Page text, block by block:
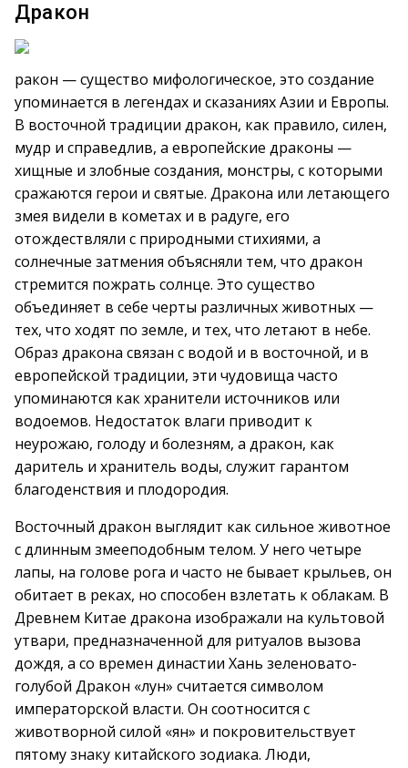
Дракон
ракон — существо мифологическое, это создание
упоминается в легендах и сказаниях Азии и Европы.
В восточной традиции дракон, как правило, силен,
мудр и справедлив, а европейские драконы —
хищные и злобные создания, монстры, с которыми
сражаются герои и святые. Дракона или летающего
змея видели в кометах и в радуге, его
отождествляли с природными стихиями, а
солнечные затмения объясняли тем, что дракон
стремится пожрать солнце. Это существо
объединяет в себе черты различных животных —
тех, что ходят по земле, и тех, что летают в небе.
Образ дракона связан с водой и в восточной, и в
европейской традиции, эти чудовища часто
упоминаются как хранители источников или
водоемов. Недостаток влаги приводит к
неурожаю, голоду и болезням, а дракон, как
даритель и хранитель воды, служит гарантом
благоденствия и плодородия.
Восточный дракон выглядит как сильное животное
с длинным змееподобным телом. У него четыре
лапы, на голове рога и часто не бывает крыльев, он
обитает в реках, но способен взлетать к облакам. В
Древнем Китае дракона изображали на культовой
утвари, предназначенной для ритуалов вызова
дождя, а со времен династии Хань зеленовато-
голубой Дракон «лун» считается символом
императорской власти. Он соотносится с
животворной силой «ян» и покровительствует
пятому знаку китайского зодиака. Люди,